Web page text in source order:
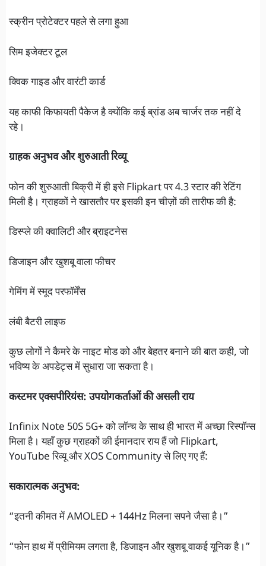
स्क्रीन प्रोटेक्टर पहले से लगा हुआ
सिम इजेक्टर टूल
क्विक गाइड और वारंटी कार्ड
यह काफी किफायती पैकेज है क्योंकि कई ब्रांड अब चार्जर तक नहीं दे
रहे।
ग्राहक अनुभव और शुरुआती रिव्यू
फोन की शुरुआती बिक्री में ही इसे Flipkart पर 4.3 स्टार की रेटिंग
मिली है। ग्राहकों ने खासतौर पर इसकी इन चीज़ों की तारीफ की है:
डिस्प्ले की क्वालिटी और ब्राइटनेस
डिजाइन और खुशबू वाला फीचर
गेमिंग में स्मूद परफॉर्मेंस
लंबी बैटरी लाइफ
कुछ लोगों ने कैमरे के नाइट मोड को और बेहतर बनाने की बात कही, जो
भविष्य के अपडेट्स में सुधारा जा सकता है।
कस्टमर एक्सपीरियंस: उपयोगकर्ताओं की असली राय
Infinix Note 50S 5G+ को लॉन्च के साथ ही भारत में अच्छा रिस्पॉन्स
मिला है। यहाँ कुछ ग्राहकों की ईमानदार राय हैं जो Flipkart,
YouTube रिव्यू और XOS Community से लिए गए हैं:
सकारात्मक अनुभव:
“इतनी कीमत में AMOLED + 144Hz मिलना सपने जैसा है।”
“फोन हाथ में प्रीमियम लगता है, डिजाइन और खुशबू वाकई यूनिक है।”